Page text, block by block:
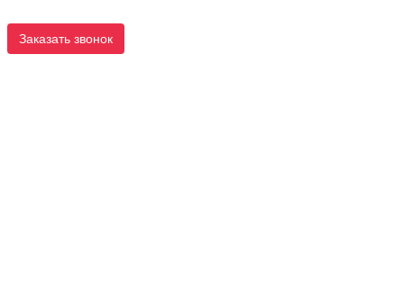
Заказать звонок